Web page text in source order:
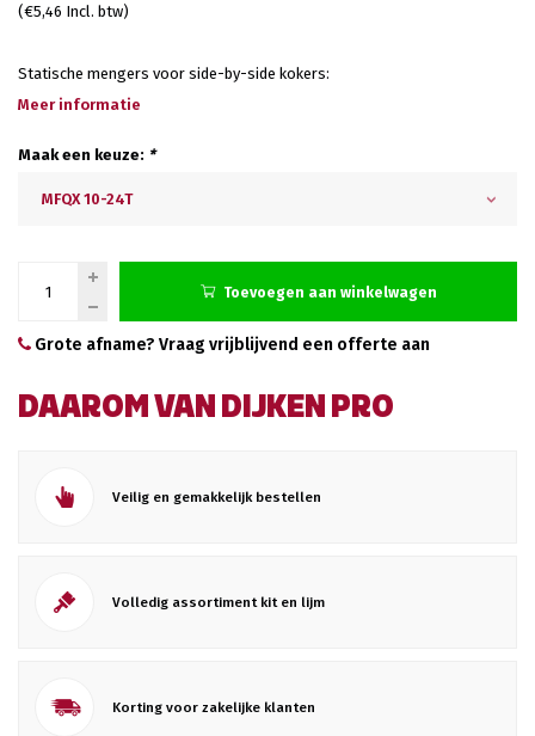
(€5,46 Incl. btw)
Statische mengers voor side-by-side kokers:
Meer informatie
Maak een keuze: *
MFQX 10-24T
Toevoegen aan winkelwagen
Grote afname? Vraag vrijblijvend een offerte aan
DAAROM VAN DIJKEN PRO
Veilig en gemakkelijk bestellen
Volledig assortiment kit en lijm
Korting voor zakelijke klanten